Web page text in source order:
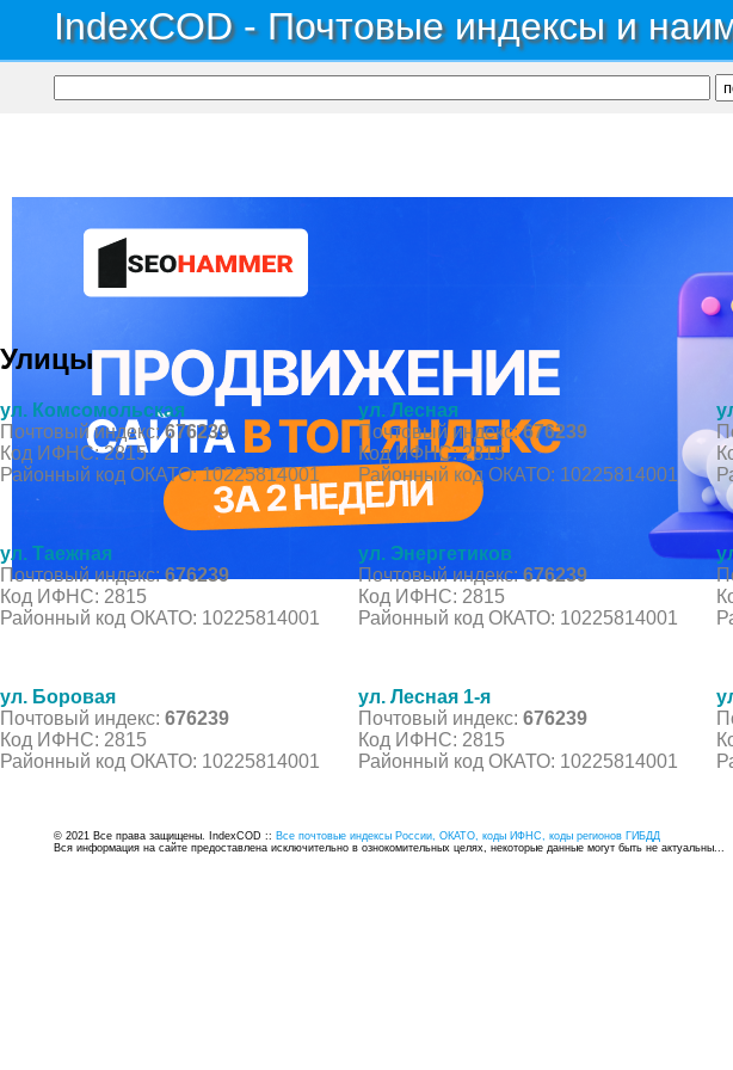
IndexCOD - Почтовые индексы и
Почтовые индексы России, ОКАТО, коды ИФНС, коды регионов ГИБДД
Поселок Верхнезейск
Улицы
ул. Комсомольская
Почтовый индекс:676239
Код ИФНС: 2815
Районный код ОКАТО: 10225814001
ул. Лесная
Почтовый индекс:676239
Код ИФНС: 2815
Районный код ОКАТО: 10225814001
ул. Таежная
Почтовый индекс:676239
Код ИФНС: 2815
Районный код ОКАТО: 10225814001
ул. Энергетиков
Почтовый индекс:676239
Код ИФНС: 2815
Районный код ОКАТО: 10225814001
ул. Боровая
Почтовый индекс: 676239
Код ИФНС: 2815
Районный код ОКАТО: 10225814001
ул. Лесная 1-я
Почтовый индекс: 676239
Код ИФНС: 2815
Районный код ОКАТО: 10225814001
© 2021 Все права защищены. IndexCOD :: Все почтовые индексы России, ОКАТО, коды ИФНС, коды регионов ГИБДД
Вся информация на сайте предоставлена исключительно в ознокомительных целях, некоторые данные могут быть не актуальны...